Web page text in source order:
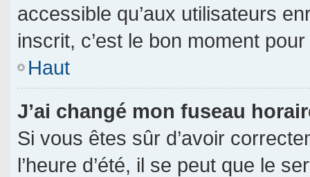
accessible qu’aux utilisateurs
inscrit, c’est le bon moment
Haut
J’ai changé mon fuseau
Si vous êtes sûr d’avoir
l’heure d’été, il se peut que le